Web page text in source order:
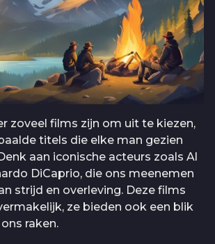
zoveel films zijn om uit te kiezen,
titels die elke man gezien
aan iconische acteurs zoals Al
DiCaprio, die ons meenemen
strijd en overleving. Deze films
ze bieden ook een blik
raken.